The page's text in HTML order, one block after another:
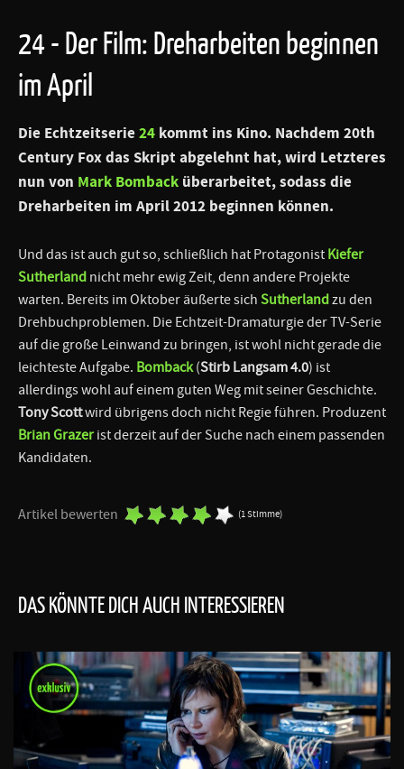
24 - Der Film: Dreharbeiten beginnen
im April
Die Echtzeitserie24 kommt ins Kino. Nachdem 20th
Century Foxdas Skript abgelehnt hat, wird Letzteres
nun von Mark Bomback überarbeitet, sodass die
Dreharbeiten im April 2012 beginnen können.
Und das ist auch gut so, schließlich hat Protagonist Kiefer
Sutherland nicht mehr ewig Zeit, denn andere Projekte
warten. Bereits im Oktober äußerte sich Sutherlandzu den
Drehbuchproblemen. Die Echtzeit-Dramaturgie der TV-Serie
auf die große Leinwand zu bringen, ist wohl nicht gerade die
leichteste Aufgabe. Bomback(Stirb Langsam 4.0) ist
allerdings wohl auf einem guten Weg mit seiner Geschichte.
Tony Scottwird übrigens doch nicht Regie führen. Produzent
Brian Grazerist derzeit auf der Suche nach einem passenden
Kandidaten.
Artikel bewerten (1 Stimme)
DAS KÖNNTE DICH AUCH INTERESSIEREN